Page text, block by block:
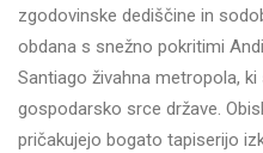
zgodovinske dediščine in
obdana s snežno pokritimi
Santiago živahna metropola,
gospodarsko srce države.
pričakujejo bogato tapiserijo